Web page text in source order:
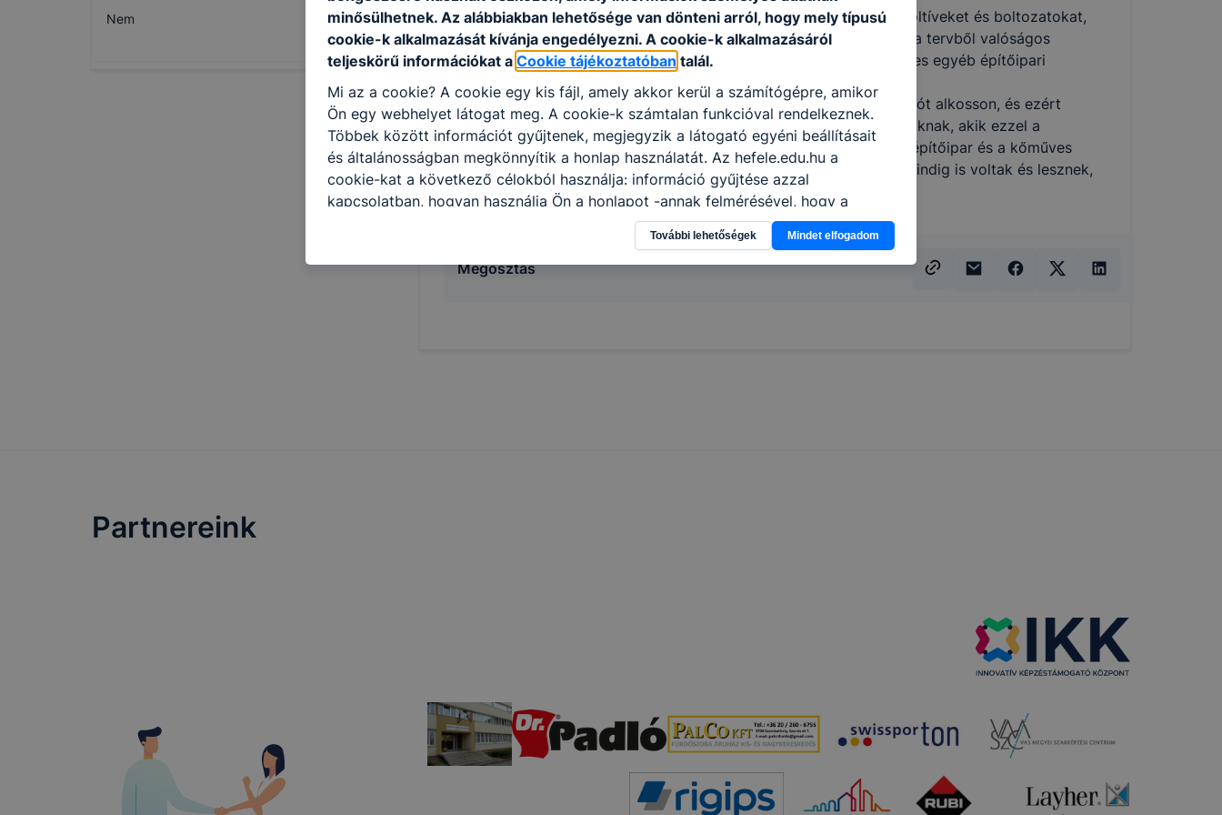
Nem
A kőműves hozza létre az épületek alapjait, legfőbb szerkezeteit, boltíveket és boltozatokat,
lépcsőket épít, elvégzi a külső és belső vakolást. Keze nyomán lesz a tervből valóságos
szerkezet, ezt követően előkészíti az épület befejezéséhez szükséges egyéb építőipari
burkolási, szerelési, asztalos, festési munkálatokat.
Ajánlott minden fiatal számára, aki vágyat érez arra, hogy maradandót alkosson, és ezért
akár hajlandó fáradságos munkát végezni. Ajánljuk azoknak a fiataloknak, akik ezzel a
munkával stabil megélhetést szeretnének biztosítani maguknak. Az építőipar és a kőműves
szakma versenyképes lehetőség, hiszen építkezők és építkezések mindig is voltak és lesznek,
kőművesekre mindig szükség lesz.
Megosztás
Partnereink
minősülhetnek. Az alábbiakban lehetősége van dönteni arról, hogy mely típusú
cookie-k alkalmazását kívánja engedélyezni. A cookie-k alkalmazásáról
teljeskörű információkat a Cookie tájékoztatóban talál.
Mi az a cookie? A cookie egy kis fájl, amely akkor kerül a számítógépre, amikor
Ön egy webhelyet látogat meg. A cookie-k számtalan funkcióval rendelkeznek.
Többek között információt gyűjtenek, megjegyzik a látogató egyéni beállításait
és általánosságban megkönnyítik a honlap használatát. Az hefele.edu.hu a
cookie-kat a következő célokból használja: információ gyűjtése azzal
kapcsolatban, hogyan használja Ön a honlapot -annak felmérésével, hogy a
honlap melyik részeit látogatja, vagy használja leginkább, így megtudhatjuk,
hogyan biztosítsunk Önnek még jobb felhasználói élményt, ha ismét meglátogatja
oldalunkat, honlap fejlesztése. Hogyan ellenőrizheti és hogyan tudja kikapcsolni a
További lehetőségek Mindet elfogadom